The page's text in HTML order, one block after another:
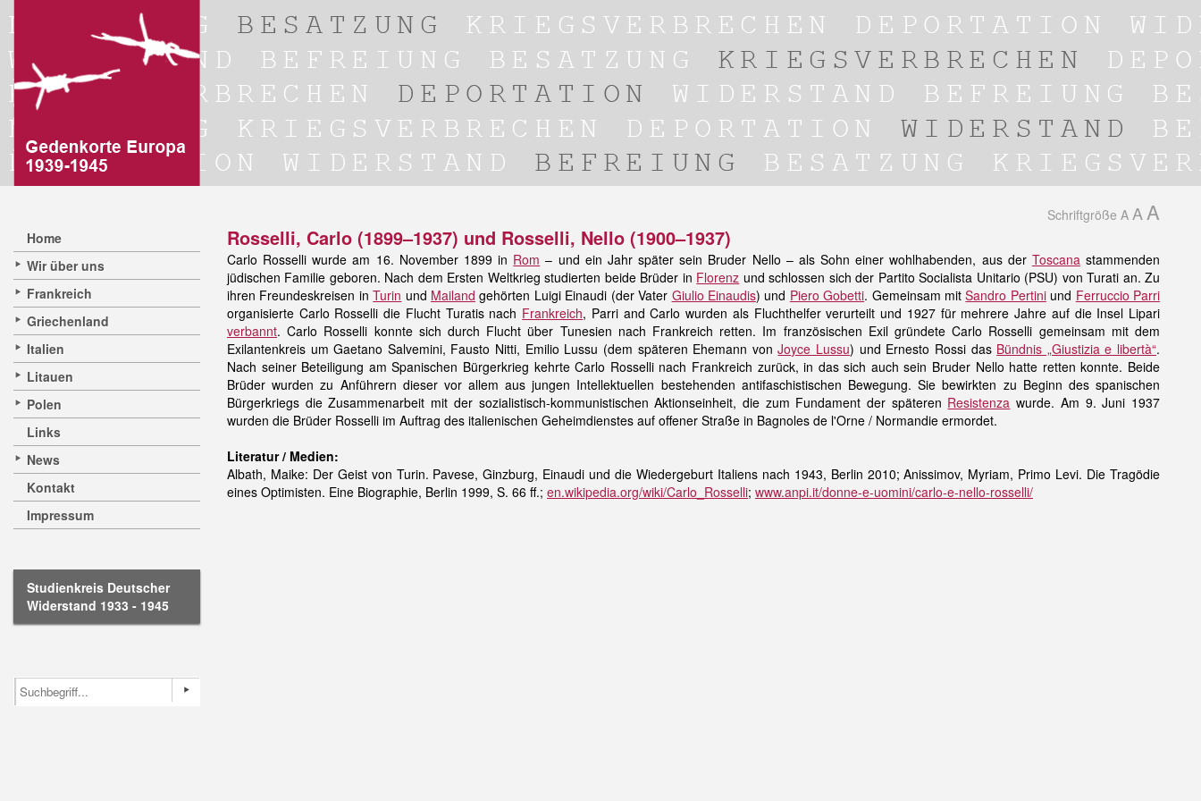
Home
Wir über uns
Frankreich
Griechenland
Italien
Litauen
Polen
Links
News
Kontakt
Impressum
Studienkreis Deutscher
Widerstand 1933 - 1945
Schriftgröße A A A
Rosselli, Carlo (1899–1937) und Rosselli, Nello (1900–1937)
Carlo Rosselli wurde am 16. November 1899 in Rom – und ein Jahr später sein Bruder Nello – als Sohn einer wohlhabenden, aus der Toscanastammenden
jüdischen Familie geboren. Nach dem Ersten Weltkrieg studierten beide Brüder in Florenz und schlossen sich der Partito Socialista Unitario (PSU) von Turati an. Zu
ihren Freundeskreisen inTurin und Mailand gehörten Luigi Einaudi (der Vater Giulio Einaudis) und Piero Gobetti. Gemeinsam mitSandro Pertiniund Ferruccio Parri
organisierte Carlo Rosselli die Flucht Turatis nach Frankreich, Parri and Carlo wurden als Fluchthelfer verurteilt und 1927 für mehrere Jahre auf die Insel Lipari
verbannt. Carlo Rosselli konnte sich durch Flucht über Tunesien nach Frankreich retten. Im französischen Exil gründete Carlo Rosselli gemeinsam mit dem
Exilantenkreis um Gaetano Salvemini, Fausto Nitti, Emilio Lussu (dem späteren Ehemann vonJoyce Lussu) und Ernesto Rossi das Bündnis „Giustizia e libertà“.
Nach seiner Beteiligung am Spanischen Bürgerkrieg kehrte Carlo Rosselli nach Frankreich zurück, in das sich auch sein Bruder Nello hatte retten konnte. Beide
Brüder wurden zu Anführern dieser vor allem aus jungen Intellektuellen bestehenden antifaschistischen Bewegung. Sie bewirkten zu Beginn des spanischen
Bürgerkriegs die Zusammenarbeit mit der sozialistisch-kommunistischen Aktionseinheit, die zum Fundament der späteren Resistenza wurde. Am 9. Juni 1937
wurden die Brüder Rosselli im Auftrag des italienischen Geheimdienstes auf offener Straße in Bagnoles de l'Orne / Normandie ermordet.
Literatur / Medien:
Albath, Maike: Der Geist von Turin. Pavese, Ginzburg, Einaudi und die Wiedergeburt Italiens nach 1943, Berlin 2010; Anissimov, Myriam, Primo Levi. Die Tragödie
eines Optimisten. Eine Biographie, Berlin 1999, S. 66 ff.; en.wikipedia.org/wiki/Carlo_Rosselli; www.anpi.it/donne-e-uomini/carlo-e-nello-rosselli/